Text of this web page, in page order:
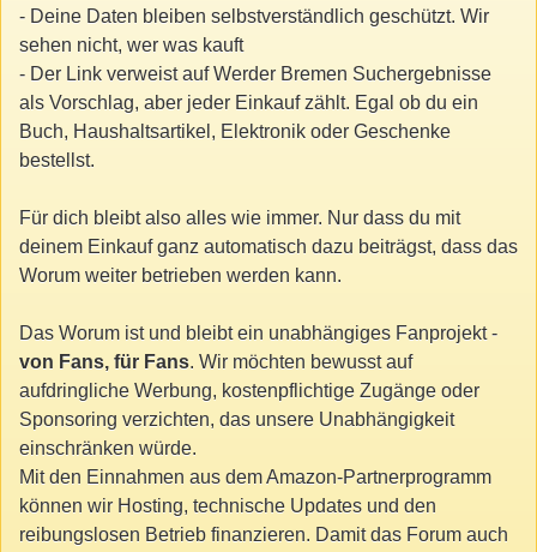
- Deine Daten bleiben selbstverständlich geschützt. Wir
sehen nicht, wer was kauft
- Der Link verweist auf Werder Bremen Suchergebnisse
als Vorschlag, aber jeder Einkauf zählt. Egal ob du ein
Buch, Haushaltsartikel, Elektronik oder Geschenke
bestellst.
Für dich bleibt also alles wie immer. Nur dass du mit
deinem Einkauf ganz automatisch dazu beiträgst, dass das
Worum weiter betrieben werden kann.
Das Worum ist und bleibt ein unabhängiges Fanprojekt -
von Fans, für Fans. Wir möchten bewusst auf
aufdringliche Werbung, kostenpflichtige Zugänge oder
Sponsoring verzichten, das unsere Unabhängigkeit
einschränken würde.
Mit den Einnahmen aus dem Amazon-Partnerprogramm
können wir Hosting, technische Updates und den
reibungslosen Betrieb finanzieren. Damit das Forum auch